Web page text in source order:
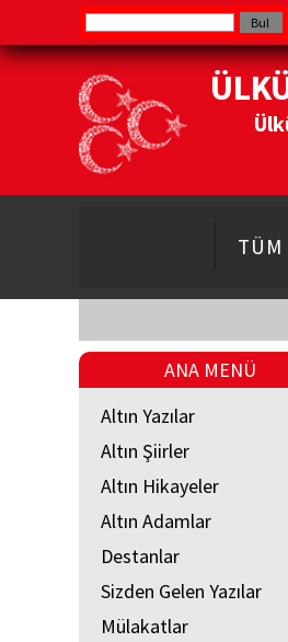
TÜM
ANA MENÜ
Altın Yazılar
Altın Şiirler
Altın Hikayeler
Altın Adamlar
Destanlar
Sizden Gelen Yazılar
Mülakatlar